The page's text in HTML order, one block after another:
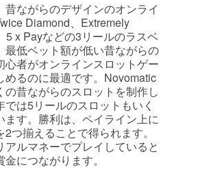
昔ながらのデザインのオンライ
Diamond、Extremely
5 x Payなどの3リールのラスベ
最低ベット額が低い昔ながらの
心者がオンラインスロットゲー
めるのに最適です。Novomatic
の昔ながらのスロットを制作し
では5リールのスロットもいく
ます。勝利は、ペイライン上に
つ揃えることで得られます。
アルマネーでプレイしていると
につながります。